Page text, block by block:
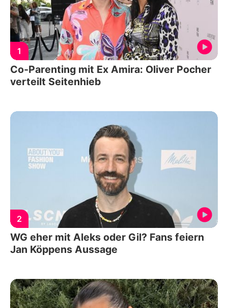
1
Co-Parenting mit Ex Amira: Oliver Pocher
verteilt Seitenhieb
2
WG eher mit Aleks oder Gil? Fans feiern
Jan Köppens Aussage